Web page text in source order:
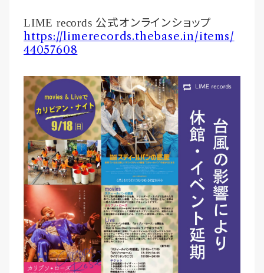
LIME records 公式オンラインショップ
https://limerecords.thebase.in/items/
44057608